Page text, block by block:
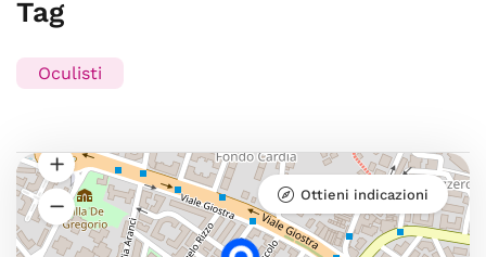
Tag
Oculisti
Ottieni indicazioni